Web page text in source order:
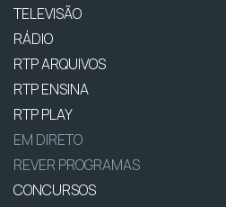
TELEVISÃO
RÁDIO
RTP ARQUIVOS
RTP ENSINA
RTP PLAY
EM DIRETO
REVER PROGRAMAS
CONCURSOS